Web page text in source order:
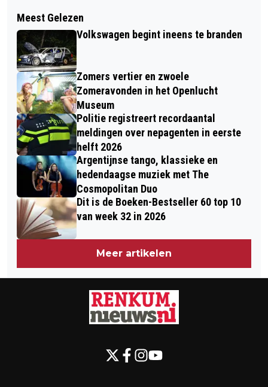
GROEN GAS GAAT HUISHOUDEN
CIRCA 15 EURO PER JAAR EXTRA
KOSTEN
KUNST VERBINDT TIJDENS
BIJZONDER KUNSTCAFÉ IN
WODANSECK
Meest Gelezen
Volkswagen begint ineens te branden
Zomers vertier en zwoele
Zomeravonden in het Openlucht
Museum
Politie registreert recordaantal
meldingen over nepagenten in eerste
helft 2026
Argentijnse tango, klassieke en
hedendaagse muziek met The
Cosmopolitan Duo
Dit is de Boeken-Bestseller 60 top 10
van week 32 in 2026
Meer artikelen